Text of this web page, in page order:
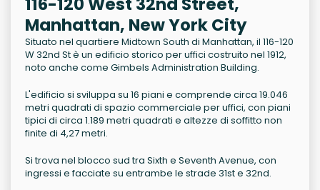
Manhattan, New York City
Situato nel quartiere Midtown South di Manhattan, il 116-120
W 32nd St è un edificio storico per uffici costruito nel 1912,
noto anche come Gimbels Administration Building.
L'edificio si sviluppa su 16 piani e comprende circa 19.046
metri quadrati di spazio commerciale per uffici, con piani
tipici di circa 1.189 metri quadrati e altezze di soffitto non
finite di 4,27 metri.
Si trova nel blocco sud tra Sixth e Seventh Avenue, con
ingressi e facciate su entrambe le strade 31st e 32nd.